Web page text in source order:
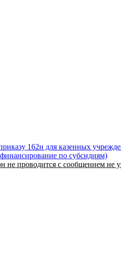
162н для казенных
по субсидиям)
не проводится с сообщением